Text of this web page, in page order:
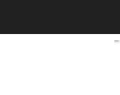
proveerá las